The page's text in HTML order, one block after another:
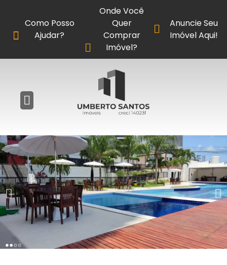
Anuncie Seu
Imóvel Aqui!
Como Posso
Ajudar?
Onde Você
Quer
Comprar
Imóvel?